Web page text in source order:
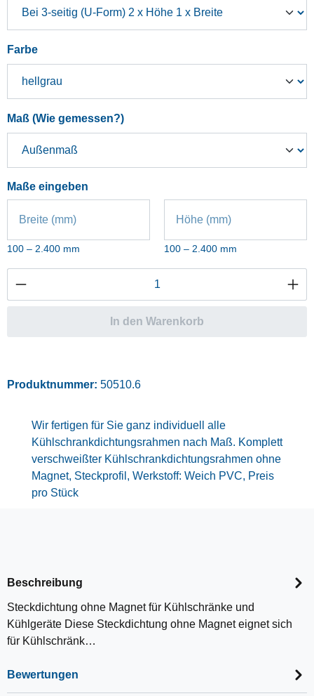
Farbeauswählen
Maß (Wie gemessen?)auswählen
Maße eingeben
Breite (mm)
100 – 2.400 mm
Höhe (mm)
100 – 2.400 mm
Produkt Anzahl: Gib den gewünschten
In den Warenkorb
Produktnummer: 50510.6
Wir fertigen für Sie ganz individuell alle
Kühlschrankdichtungsrahmen nach Maß. Komplett
verschweißter Kühlschrankdichtungsrahmen ohne
Magnet, Steckprofil, Werkstoff: Weich PVC, Preis
pro Stück
Beschreibung
Steckdichtung ohne Magnet für Kühlschränke und
Kühlgeräte Diese Steckdichtung ohne Magnet eignet sich
für Kühlschränk…
Bewertungen